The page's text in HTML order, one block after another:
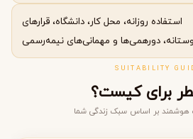
استفاده روزانه، محل کار، دانشگاه، قرارهای
دورهمی‌ها و مهمانی‌های نیمه‌رسمی
SUITABILITY
برای کیست؟
هوشمند بر اساس سبک زندگی شما